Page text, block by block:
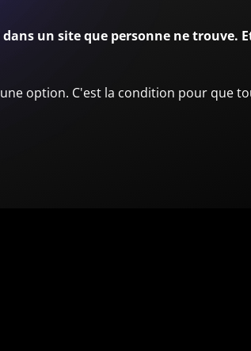
un site que personne ne trouve.
option. C'est la condition pour que